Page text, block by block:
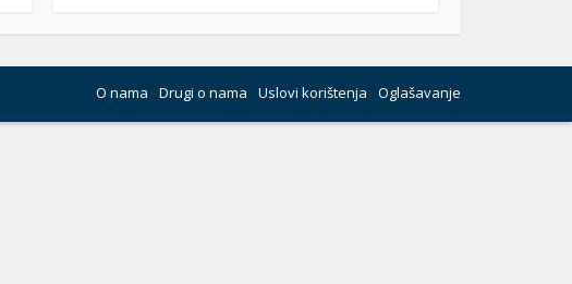
O nama Drugi o nama Uslovi korištenja Oglašavanje